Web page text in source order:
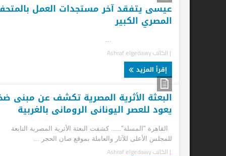
عيسى يتفقد آخر مستجدات العمل بالمتحف
المصري الكبير
Ashraf elgedawy
البعثة الأثرية المصرية تكشف عن مبنى ضخم
يعود للعصر اليونانى الرومانى بالغربية
القاهرة "المسلة"..... كشفت البعثة الأثرية المصرية التابعة
للمجلس الأعلى للآثار والعاملة بموقع صان الحجر ...
Ashraf elgedawy